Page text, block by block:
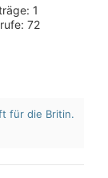
1
72
für die Britin.